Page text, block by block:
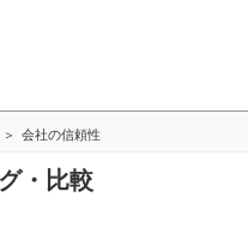
会社の信頼性
・比較